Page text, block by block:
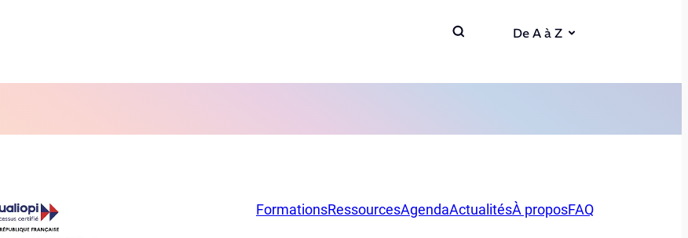
De A à Z
FormationsRessourcesAgendaActualitésÀ proposFAQ